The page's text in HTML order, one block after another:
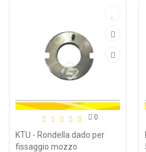
0
KTU - Rondella dado per
fissaggio mozzo